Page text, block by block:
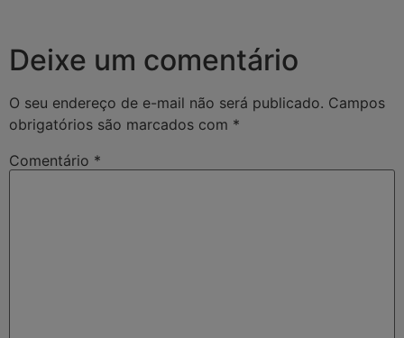
Deixe um comentário
O seu endereço de e-mail não será publicado. Campos
obrigatórios são marcados com *
Comentário *